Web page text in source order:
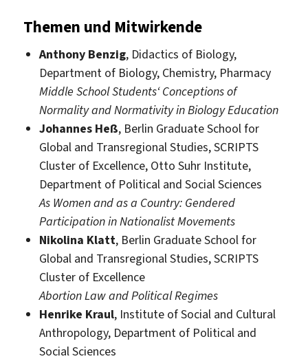
Themen und Mitwirkende
Anthony Benzig, Didactics of Biology,
Department of Biology, Chemistry, Pharmacy
Middle School Students‘ Conceptions of
Normality and Normativity in Biology Education
Johannes Heß, Berlin Graduate School for
Global and Transregional Studies, SCRIPTS
Cluster of Excellence, Otto Suhr Institute,
Department of Political and Social Sciences
As Women and as a Country: Gendered
Participation in Nationalist Movements
Nikolina Klatt, Berlin Graduate School for
Global and Transregional Studies, SCRIPTS
Cluster of Excellence
Abortion Law and Political Regimes
Henrike Kraul, Institute of Social and Cultural
Anthropology, Department of Political and
Social Sciences